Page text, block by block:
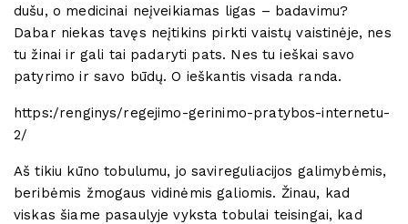
dušu, o medicinai neįveikiamas ligas – badavimu?
Dabar niekas tavęs neįtikins pirkti vaistų vaistinėje, nes
tu žinai ir gali tai padaryti pats. Nes tu ieškai savo
patyrimo ir savo būdų. O ieškantis visada randa.
https:/renginys/regejimo-gerinimo-pratybos-internetu-
2/
Aš tikiu kūno tobulumu, jo savireguliacijos galimybėmis,
beribėmis žmogaus vidinėmis galiomis. Žinau, kad
viskas šiame pasaulyje vyksta tobulai teisingai, kad